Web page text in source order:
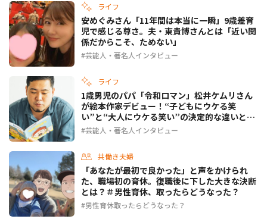
ライフ
安めぐみさん「11年間は本当に一瞬」9歳差育
児で感じる尊さ。夫・東貴博さんとは「近い関
係だからこそ、ためない」
芸能人・著名人インタビュー
ライフ
1歳男児のパパ「令和ロマン」松井ケムリさん
が絵本作家デビュー！“子どもにウケる笑
い”と“大人にウケる笑い”の決定的な違いと
は？
芸能人・著名人インタビュー
共働き夫婦
「あなたが最初で良かった」と声をかけられ
た、職場初の育休。復職後に下した大きな決断
とは？＃男性育休、取ったらどうなった？
男性育休取ったらどうなった？